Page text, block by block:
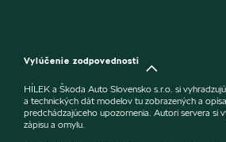
Vylúčenie zodpovednosti
HÍLEK a Škoda Auto Slovensko s.r.o. si
a technických dát modelov tu zobrazených a
predchádzajúceho upozornenia. Autori servera si
zápisu a omylu.